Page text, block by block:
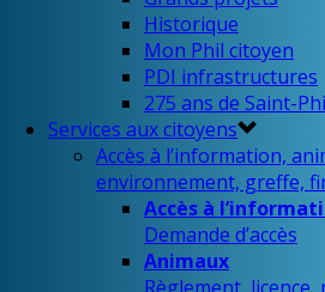
Historique
Mon Phil citoyen
PDI infrastructures
275 ans de Saint-
Services aux citoyens
Accès à l’information,
environnement, greffe,
Accès à
Demande d’accès
Animaux